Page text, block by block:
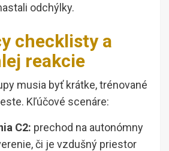
odchýlky.
checklisty a
reakcie
musia byť krátke, trénované
Kľúčové scenáre:
C2: prechod na autonómny
či je vzdušný priestor